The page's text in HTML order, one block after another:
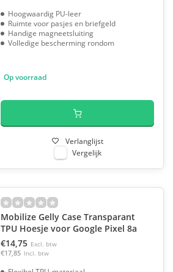
Hoogwaardig PU-leer
Ruimte voor pasjes en briefgeld
Handige magneetsluiting
Volledige bescherming rondom
Op voorraad
Verlanglijst
Vergelijk
Mobilize Gelly Case Transparant
TPU Hoesje voor Google Pixel 8a
€14,75 Excl. btw
€17,85 Incl. btw